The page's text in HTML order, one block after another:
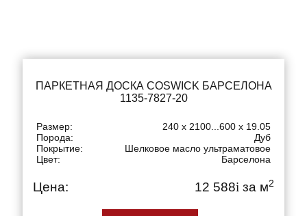
ПАРКЕТНАЯ ДОСКА COSWICK БАРСЕЛОНА
1135-7827-20
Размер:
240 x 2100...600 x 19.05
Порода:
Дуб
Покрытие:
Шелковое масло ультраматовое
Цвет:
Барселона
Цена: 12 588i за м2